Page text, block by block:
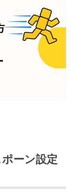
ーン設定